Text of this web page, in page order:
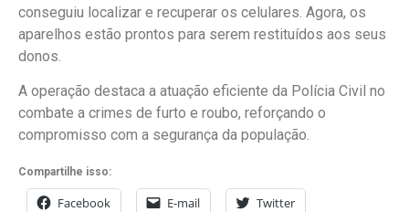
conseguiu localizar e recuperar os celulares. Agora, os
aparelhos estão prontos para serem restituídos aos seus
donos.
A operação destaca a atuação eficiente da Polícia Civil no
combate a crimes de furto e roubo, reforçando o
compromisso com a segurança da população.
Compartilhe isso:
Facebook E-mail Twitter